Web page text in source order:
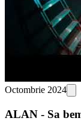
Octombrie 2024
ALAN - Sa